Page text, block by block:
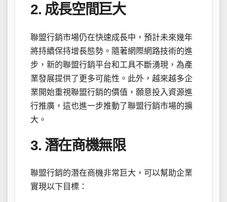
2. 成長空間巨大
聯盟行銷市場仍在快速成長中，預計未來幾年
將持續保持增長態勢。隨著網際網路技術的進
步，新的聯盟行銷平台和工具不斷湧現，為產
業發展提供了更多可能性。此外，越來越多企
業開始重視聯盟行銷的價值，願意投入資源進
行推廣，這也進一步推動了聯盟行銷市場的擴
大。
3. 潛在商機無限
聯盟行銷的潛在商機非常巨大，可以幫助企業
實現以下目標：